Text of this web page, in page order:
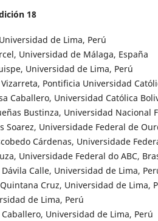
18
de Lima, Perú
Universidad de Málaga, España
Universidad de Lima, Perú
Pontificia Universidad
Caballero, Universidad Católica
Bustinza, Universidad Nacional
Soarez, Universidade Federal de
Cárdenas, Universidade
Universidade Federal do ABC,
Calle, Universidad de Lima,
Cruz, Universidad de Lima,
de Lima, Perú
Caballero, Universidad de Lima, Perú